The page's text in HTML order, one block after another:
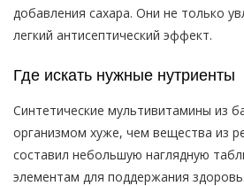
добавления сахара. Они не только
легкий антисептический эффект.
Где искать нужные нутриенты
Синтетические мультивитамины из
организмом хуже, чем вещества из
составил небольшую наглядную
элементам для поддержания